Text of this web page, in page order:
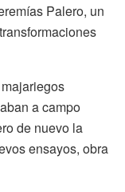
Palero, un
a campo
de nuevo la
ensayos, obra